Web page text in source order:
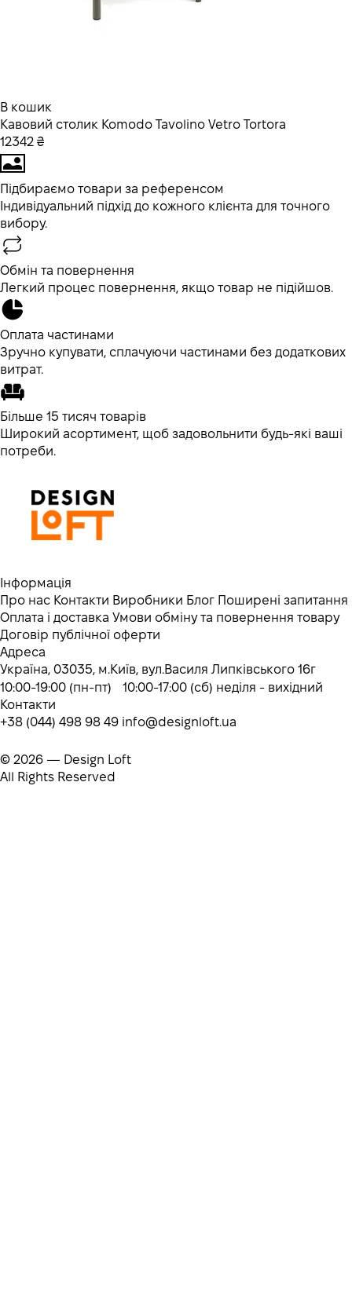
В кошик
Кавовий столик Komodo Tavolino Vetro Tortora
12342 ₴
Підбираємо товари за референсом
Індивідуальний підхід до кожного клієнта для точного
вибору.
Обмін та повернення
Легкий процес повернення, якщо товар не підійшов.
Оплата частинами
Зручно купувати, сплачуючи частинами без додаткових
витрат.
Більше 15 тисяч товарів
Широкий асортимент, щоб задовольнити будь-які ваші
потреби.
Інформація
Про нас Контакти Виробники Блог Поширені запитання
Оплата і доставка Умови обміну та повернення товару
Договір публічної оферти
Адреса
Україна, 03035, м.Київ, вул.Василя Липківського 16г
10:00-19:00 (пн-пт) 10:00-17:00 (сб) неділя - вихідний
Контакти
+38 (044) 498 98 49 info@designloft.ua
© 2026 — Design Loft
All Rights Reserved